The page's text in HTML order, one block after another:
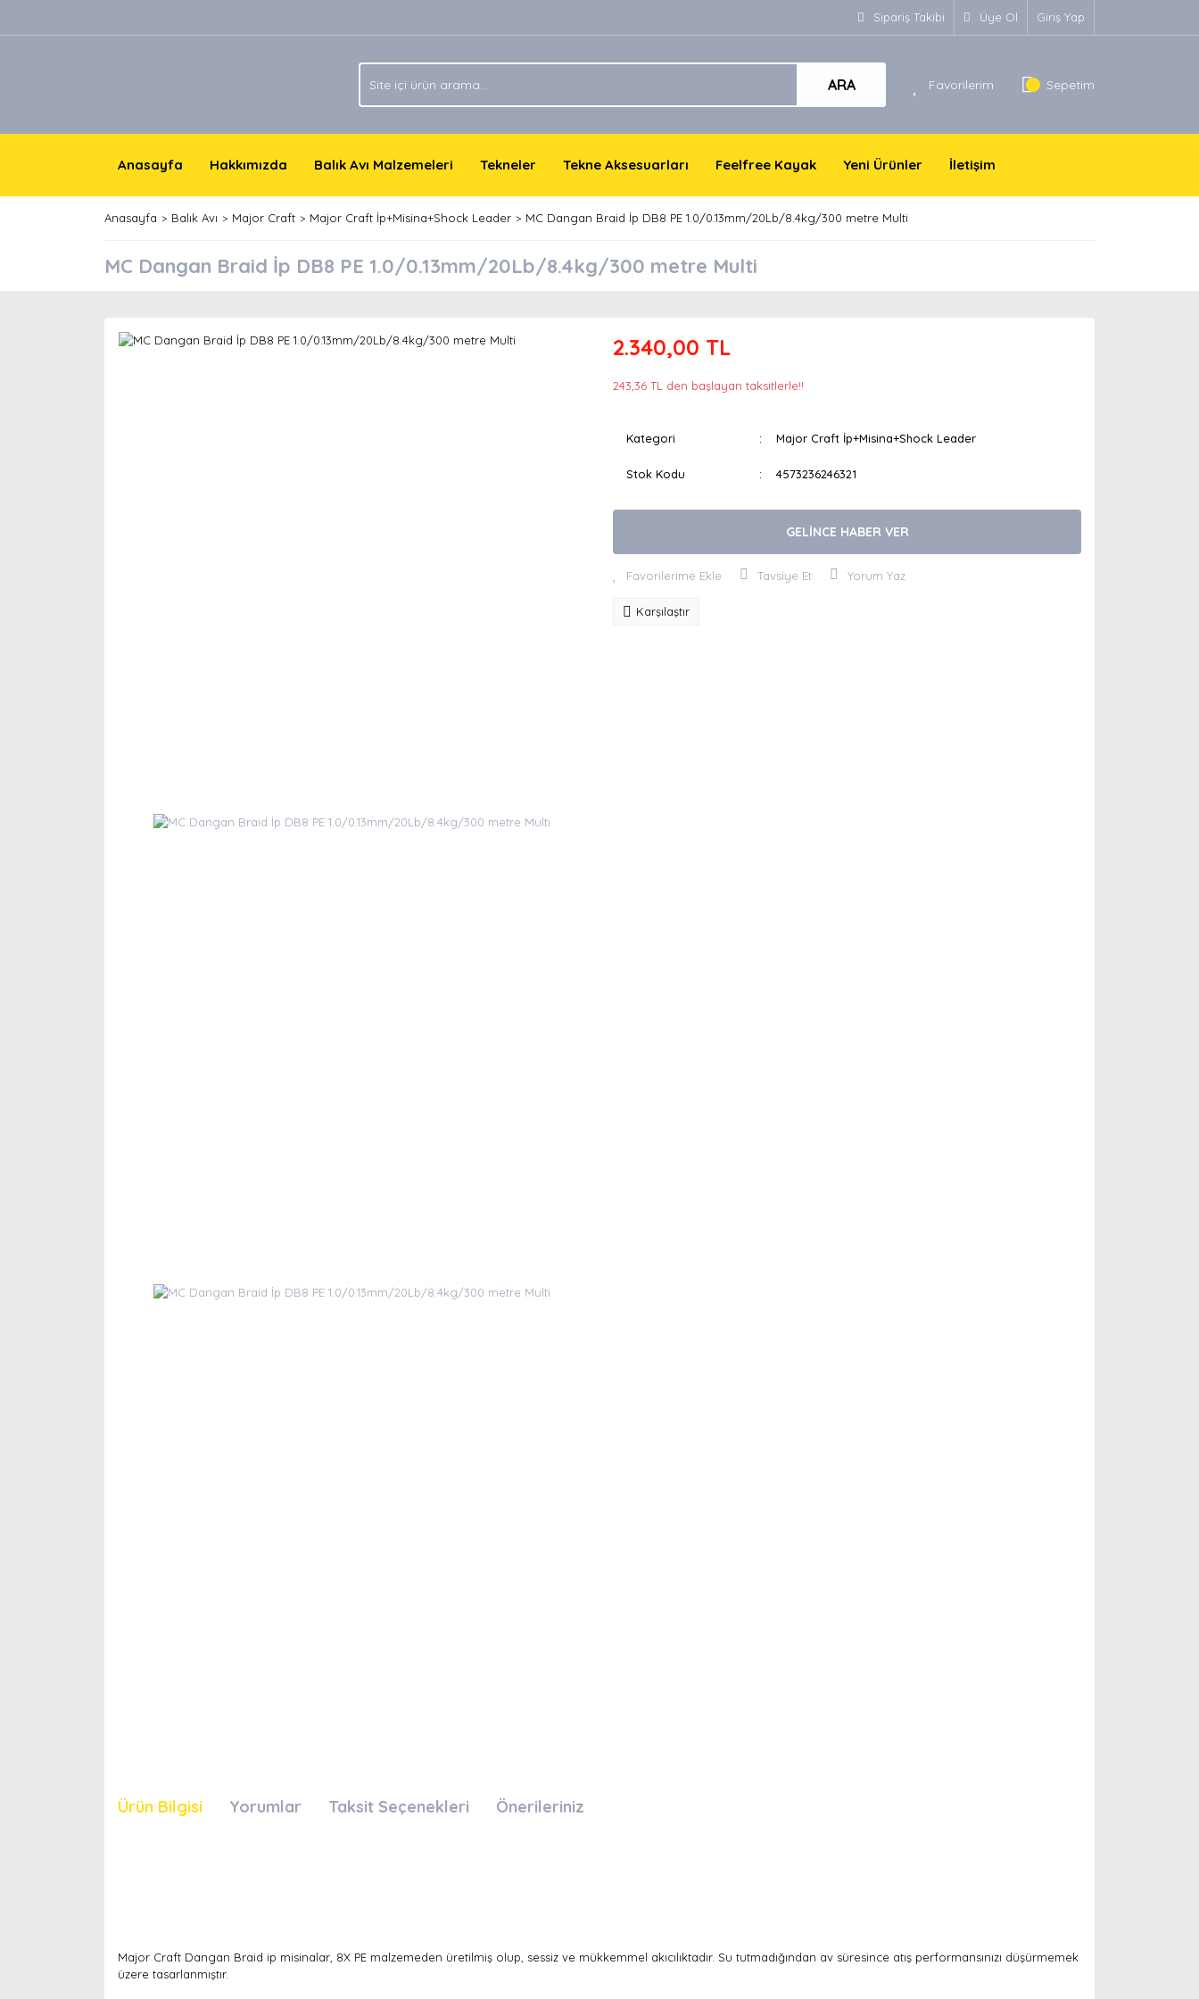
Sipariş Takibi Üye Ol Giriş Yap
ARA Favorilerim Sepetim
Anasayfa Hakkımızda Balık Avı Malzemeleri Tekneler Tekne Aksesuarları Feelfree Kayak Yeni Ürünler İletişim
Anasayfa Balık Avı Major Craft Major Craft İp+Misina+Shock Leader MC Dangan Braid İp DB8 PE 1.0/0.13mm/20Lb/8.4kg/300 metre Multi
MC Dangan Braid İp DB8 PE 1.0/0.13mm/20Lb/8.4kg/300 metre Multi
2.340,00 TL
243,36 TL den başlayan taksitlerle!!
Kategori Major Craft İp+Misina+Shock Leader
Stok Kodu 4573236246321
GELİNCE HABER VER
Tavsiye Et Yorum Yaz
Karşılaştır
Ürün Bilgisi Yorumlar Taksit Seçenekleri Önerileriniz
Major Craft Dangan Braid ip misinalar, 8X PE malzemeden üretilmiş olup, sessiz ve mükkemmel akıcılıktadır. Su tutmadığından av süresince atış performansınızı düşürmemek
üzere tasarlanmıştır.